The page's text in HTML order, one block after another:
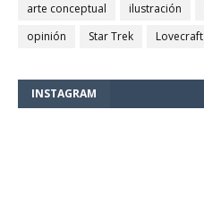
arte conceptual
ilustración
opinión
Star Trek Lovecraft
INSTAGRAM